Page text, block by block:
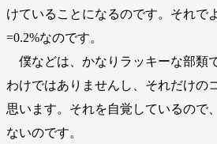
けていることになるのです。それで
=0.2%なのです。
僕などは、かなりラッキーな部類
わけではありませんし、それだけの
思います。それを自覚しているので
ないのです。